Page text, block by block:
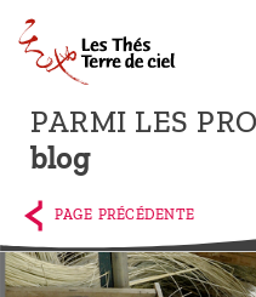
PARMI LES
blog
Accueil
La
boutique
Terre de
Ciel
PAGE PRÉCÉDENTE